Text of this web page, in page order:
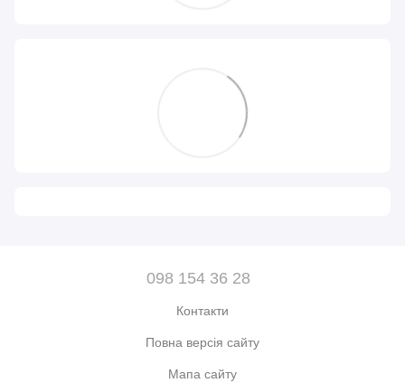
098 154 36 28
Контакти
Повна версія сайту
Мапа сайту